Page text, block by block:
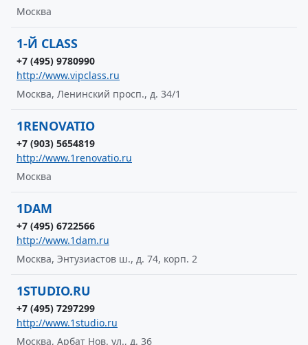
Москва
1-Й CLASS
+7 (495) 9780990
http://www.vipclass.ru
Москва, Ленинский просп., д. 34/1
1RENOVATIO
+7 (903) 5654819
http://www.1renovatio.ru
Москва
1DAM
+7 (495) 6722566
http://www.1dam.ru
Москва, Энтузиастов ш., д. 74, корп. 2
1STUDIO.RU
+7 (495) 7297299
http://www.1studio.ru
Москва, Арбат Нов. ул., д. 36